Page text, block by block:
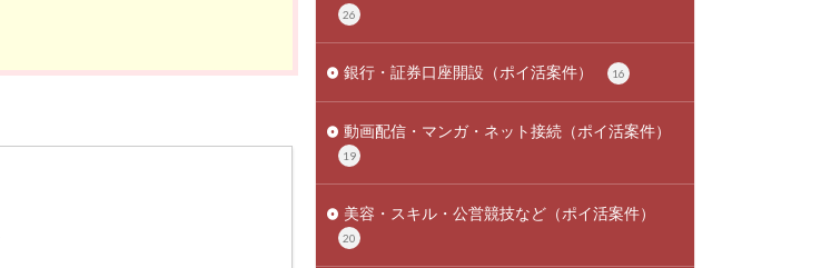
26
銀行・証券口座開設（ポイ活案件） 16
動画配信・マンガ・ネット接続（ポイ活案件）
19
美容・スキル・公営競技など（ポイ活案件）
20